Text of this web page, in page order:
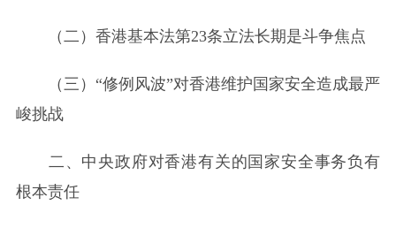
（二）香港基本法第23条立法长期是斗争焦点
（三）“修例风波”对香港维护国家安全造成最严
峻挑战
二、中央政府对香港有关的国家安全事务负有
根本责任